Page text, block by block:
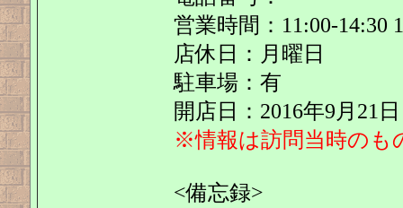
営業時間：11:00-14:30
店休日：月曜日
駐車場：有
開店日：2016年9月21日
※情報は訪問当時のも
<備忘録>